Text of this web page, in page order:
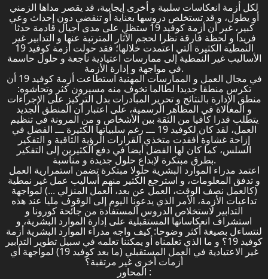
لكل أزمة انعكاسات سلبية و أخرى إيجابية، قد يقصر مداها الزمني
أو يطول، و قد تستخلص دروسها بعناية أو تنقضي دون إحداث وعي
كبير، غير أن أزمة كوفيد 19 ستظل على مدى أجيال قادمة حدثا
فريدا و لحظة فارقة نظرا لحجم الآثار المترتبة عنها و التدابير غير
النمطية الكثيرة التي اعتمدت خلالها؛ فقد حولت أزمة كوفيد 19
الأساليب غير النمطية إلى ممارسات اعتيادية ناجعة و حلول حاسمة
في مواجهة و إدارة الأزمة.
في مجال العمل و الممارسات المهنية استطاعت أزمة كوفيد 19 أن
تكرس منطقا جديدا لطالما تخوف منه مسيرون كثر وتحاشوه:
منطق الإدارة بالنتائج و تحرير المبادرات بدل التركيز على الإجراءات
و المغالاة في المظاهر الرسمية، على اعتبار أن المنطق الجديد
يتطلب قدرا كافيا من الثقة بين الأشخاص و من المرونة في تنظيم
العمل، لقد كان لكوفيد 19 ـــ رغم سلبياتها الكثيرة ـــ الفضل في
إزاحة غشاوة أفقدت متخذي القرارات الرؤية الثاقبة و التفكير
السلس، كما كان لها الفضل أيضا في دفع الكثيرين إلى التفكير
بطرق مبتكرة لإبداع حلول جديدة و مناسبة.
اعتمد مدراء الموارد البشرية حلولا مبتكرة تضمن استمرارية العمل
و تدفق المعلومات، و استرجع الكثير منهم أساليب عمل غير نمطية
(كالعمل نصف الوقت، العمل عن بعد، العمل المنزلي ...) لمواجهة
تداعيات الأزمة، الأمر الذي يدعونا اليوم إلى الوقوف مليا عند هذه
التدابير لاستخلاص الدروس المستفادة من جائحة كورونا و
استشراف انعكاساتها المستقبلية على إدارة الموارد البشرية، و
لنتساءل بصيغة أكثر وضوحا: كيف واجه مدراء الموارد البشرية أزمة
كوفيد 19؟ و ما الذي تعلمناه أو يمكننا تعلمه في سبيل تطوير التدابير
غير الاعتيادية في العمل المستقبلي (ما بعد كوفيد 19) لمواجهة أي
أزمات أخرى غير مرتقبة؟
المحاور :